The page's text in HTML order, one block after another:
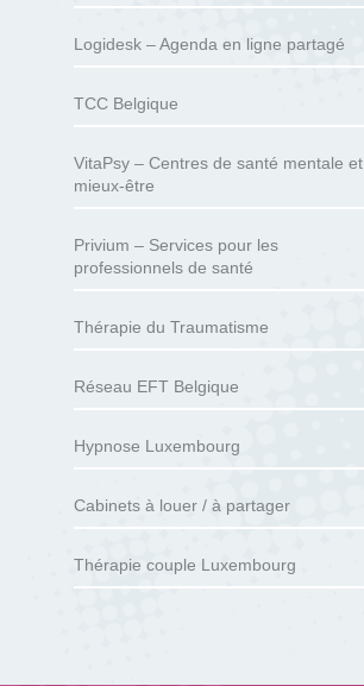
Logidesk – Agenda en ligne partagé
TCC Belgique
VitaPsy – Centres de santé mentale et
mieux-être
Privium – Services pour les
professionnels de santé
Thérapie du Traumatisme
Réseau EFT Belgique
Hypnose Luxembourg
Cabinets à louer / à partager
Thérapie couple Luxembourg